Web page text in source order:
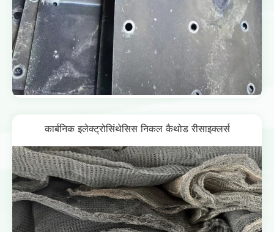
कार्बनिक इलेक्ट्रोसिंथेसिस निकल कैथोड रीसाइक्लर्स